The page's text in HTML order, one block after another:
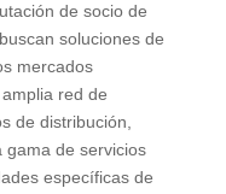
de socio de
soluciones de
mercados
red de
de distribución,
gama de servicios
específicas de